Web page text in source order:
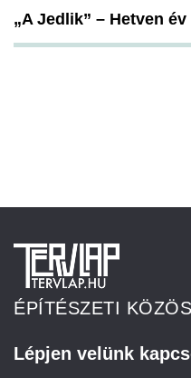
„A Jedlik” – Hetven
ÉPÍTÉSZETI
Lépjen velünk